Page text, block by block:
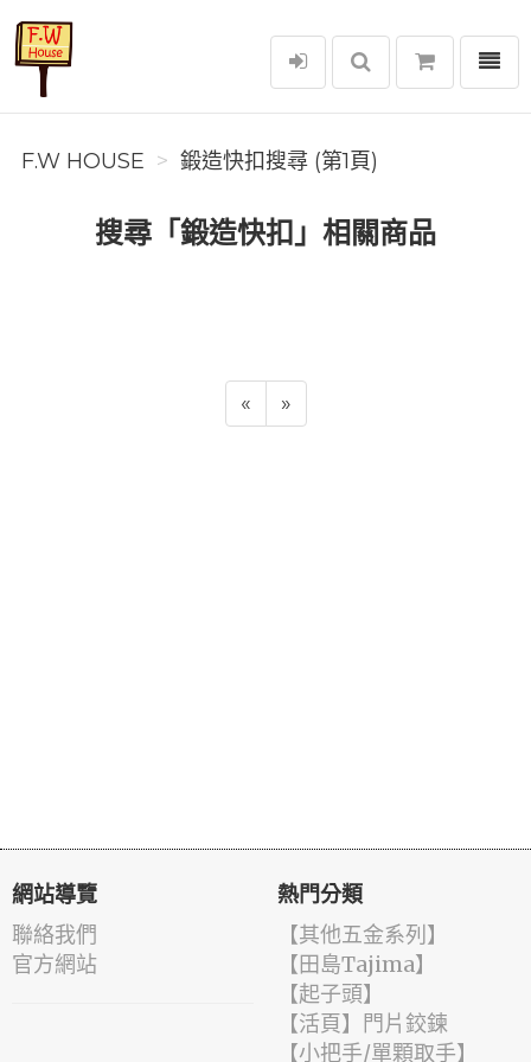
F.W House
選單
F.W HOUSE 鍛造快扣搜尋 (第1頁)
搜尋「鍛造快扣」相關商品
« »
網站導覽
聯絡我們
官方網站
熱門分類
【其他五金系列】
【田島Tajima】
【起子頭】
【活頁】門片鉸鍊
【小把手/單顆取手】